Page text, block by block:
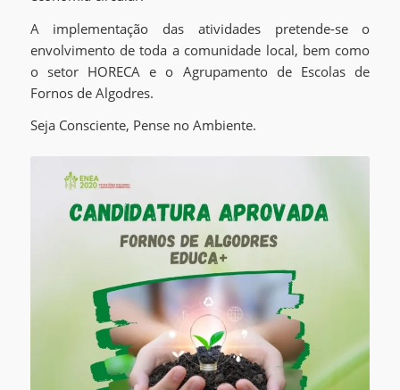
A implementação das atividades pretende-se o
envolvimento de toda a comunidade local, bem como
o setor HORECA e o Agrupamento de Escolas de
Fornos de Algodres.
Seja Consciente, Pense no Ambiente.